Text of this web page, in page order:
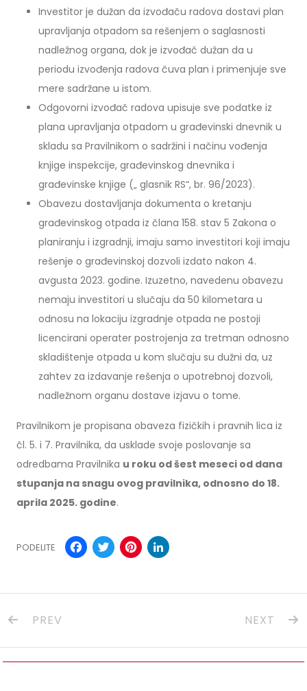
Investitor je dužan da izvođaču radova dostavi plan
upravljanja otpadom sa rešenjem o saglasnosti
nadležnog organa, dok je izvođač dužan da u
periodu izvođenja radova čuva plan i primenjuje sve
mere sadržane u istom.
Odgovorni izvođač radova upisuje sve podatke iz
plana upravljanja otpadom u građevinski dnevnik u
skladu sa Pravilnikom o sadržini i načinu vođenja
knjige inspekcije, građevinskog dnevnika i
građevinske knjige („ glasnik RS“, br. 96/2023).
Obavezu dostavljanja dokumenta o kretanju
građevinskog otpada iz člana 158. stav 5 Zakona o
planiranju i izgradnji, imaju samo investitori koji imaju
rešenje o građevinskoj dozvoli izdato nakon 4.
avgusta 2023. godine. Izuzetno, navedenu obavezu
nemaju investitori u slučaju da 50 kilometara u
odnosu na lokaciju izgradnje otpada ne postoji
licencirani operater postrojenja za tretman odnosno
skladištenje otpada u kom slučaju su dužni da, uz
zahtev za izdavanje rešenja o upotrebnoj dozvoli,
nadležnom organu dostave izjavu o tome.
Pravilnikom je propisana obaveza fizičkih i pravnih lica iz
čl. 5. i 7. Pravilnika, da usklade svoje poslovanje sa
odredbama Pravilnika u roku od šest meseci od dana
stupanja na snagu ovog pravilnika, odnosno do 18.
aprila 2025. godine.
PODELITE Facebook
TwitterPinterest
PREV NEXT